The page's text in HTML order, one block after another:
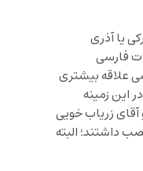
یا آذری
فارسی
علاقه بیشتری
این زمینه
زریاب خویی
داشتند؛ البته